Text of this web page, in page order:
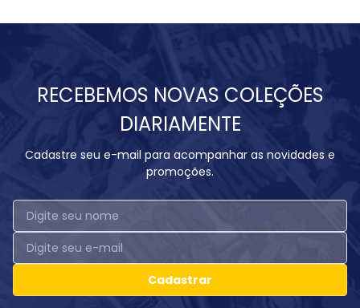
RECEBEMOS NOVAS COLEÇÕES
DIARIAMENTE
Cadastre seu e-mail para acompanhar as novidades e
promoções.
Cadastrar